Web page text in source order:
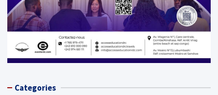
Categories